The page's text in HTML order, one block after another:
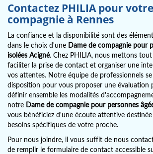
Contactez PHILIA pour
compagnie à Rennes
La confiance et la disponibilité sont des
dans le choix d'une Dame de compagnie pour
isolées Acigné. Chez PHILIA, nous mettons
faciliter la prise de contact et organiser une
vos attentes. Notre équipe de professionnels
disposition pour vous proposer une évaluation
définir ensemble les modalités
notre Dame de compagnie pour personnes
vous bénéficiez d'une écoute attentive
besoins spécifiques de votre proche.
Pour nous joindre, il vous suffit de nous
de remplir le formulaire de contact accessible